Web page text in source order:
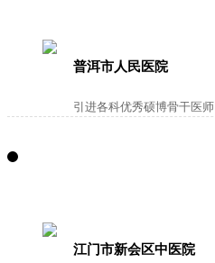
普洱市人民医院
引进各科优秀硕博骨干医师
江门市新会区中医院